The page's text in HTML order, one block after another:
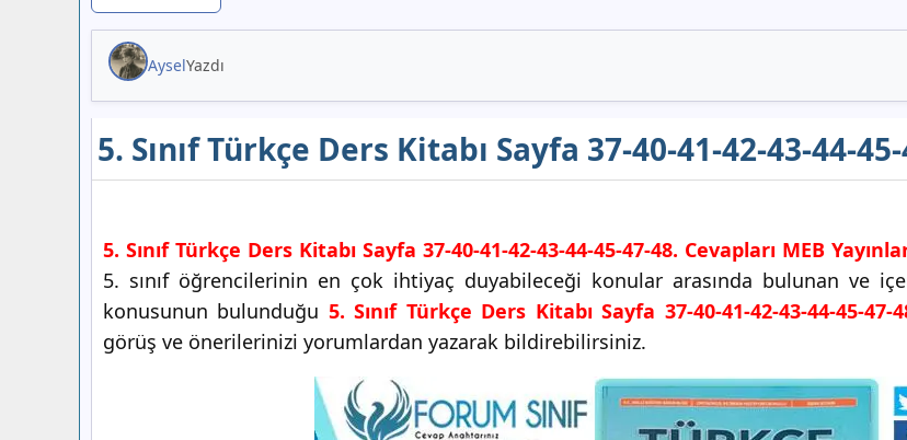
AyselYazdı
5. Sınıf Türkçe Ders Kitabı Sayfa 37-40-41-42-43-44-
5. Sınıf Türkçe Ders Kitabı Sayfa 37-40-41-42-43-44-45-47-48. Cevapları MEB
5. sınıf öğrencilerinin en çok ihtiyaç duyabileceği konular arasında bulunan ve
konusunun bulunduğu 5. Sınıf Türkçe Ders Kitabı Sayfa 37-40-41-42-43-44-45-47-
görüş ve önerilerinizi yorumlardan yazarak bildirebilirsiniz.